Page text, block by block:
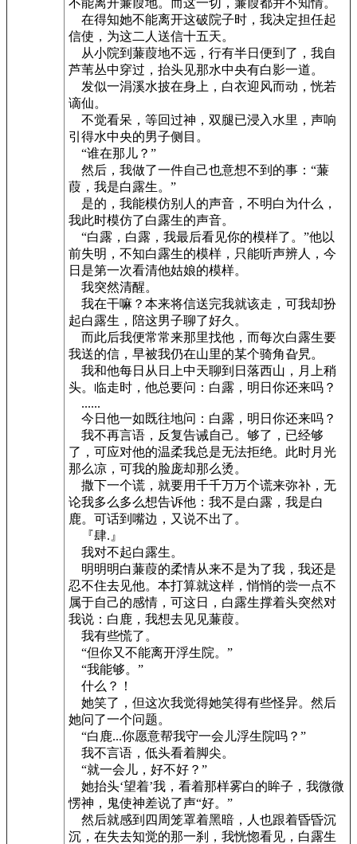
不能离开蒹葭地。而这一切，蒹葭都并不知情。
在得知她不能离开这破院子时，我决定担任起
信使，为这二人送信十五天。
从小院到蒹葭地不远，行有半日便到了，我自
芦苇丛中穿过，抬头见那水中央有白影一道。
发似一涓溪水披在身上，白衣迎风而动，恍若
谪仙。
不觉看呆，等回过神，双腿已浸入水里，声响
引得水中央的男子侧目。
“谁在那儿？”
然后，我做了一件自己也意想不到的事：“蒹
葭，我是白露生。”
是的，我能模仿别人的声音，不明白为什么，
我此时模仿了白露生的声音。
“白露，白露，我最后看见你的模样了。”他以
前失明，不知白露生的模样，只能听声辨人，今
日是第一次看清他姑娘的模样。
我突然清醒。
我在干嘛？本来将信送完我就该走，可我却扮
起白露生，陪这男子聊了好久。
而此后我便常常来那里找他，而每次白露生要
我送的信，早被我仍在山里的某个骑角旮旯。
我和他每日从日上中天聊到日落西山，月上稍
头。临走时，他总要问：白露，明日你还来吗？
......
今日他一如既往地问：白露，明日你还来吗？
我不再言语，反复告诫自己。够了，已经够
了，可应对他的温柔我总是无法拒绝。此时月光
那么凉，可我的脸庞却那么烫。
撒下一个谎，就要用千千万万个谎来弥补，无
论我多么多么想告诉他：我不是白露，我是白
鹿。可话到嘴边，又说不出了。
『肆.』
我对不起白露生。
明明明白蒹葭的柔情从来不是为了我，我还是
忍不住去见他。本打算就这样，悄悄的尝一点不
属于自己的感情，可这日，白露生撑着头突然对
我说：白鹿，我想去见见蒹葭。
我有些慌了。
“但你又不能离开浮生院。”
“我能够。”
什么？！
她笑了，但这次我觉得她笑得有些怪异。然后
她问了一个问题。
“白鹿...你愿意帮我守一会儿浮生院吗？”
我不言语，低头看着脚尖。
“就一会儿，好不好？”
她抬头‘望着’我，看着那样雾白的眸子，我微微
愣神，鬼使神差说了声“好。”
然后就感到四周笼罩着黑暗，人也跟着昏昏沉
沉，在失去知觉的那一刹，我恍惚看见，白露生